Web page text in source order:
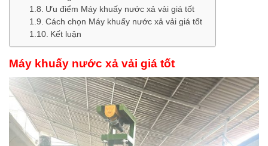
Ưu điểm Máy khuấy nước xả vải giá tốt
Cách chọn Máy khuấy nước xả vải giá tốt
Kết luận
Máy khuấy nước xả vải giá tốt